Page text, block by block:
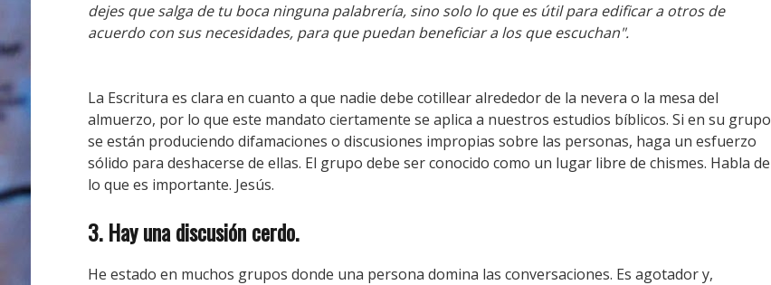
dejes que salga de tu boca ninguna palabrería, sino solo lo que es útil para edificar a otros de
acuerdo con sus necesidades, para que puedan beneficiar a los que escuchan".
La Escritura es clara en cuanto a que nadie debe cotillear alrededor de la nevera o la mesa del
almuerzo, por lo que este mandato ciertamente se aplica a nuestros estudios bíblicos.Si en su grupo
se están produciendo difamaciones o discusiones impropias sobre las personas, haga un esfuerzo
sólido para deshacerse de ellas. El grupo debe ser conocido como un lugar libre de chismes. Habla de
lo que es importante. Jesús.
3. Hay una discusión cerdo.
He estado en muchos grupos donde una persona domina las conversaciones. Es agotador y,